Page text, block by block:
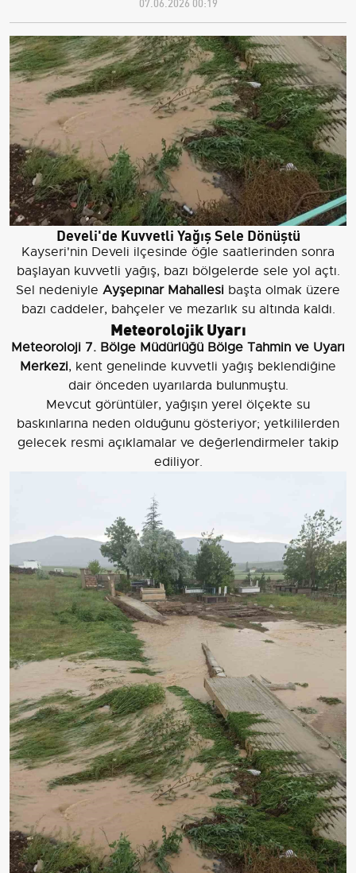
Develi'de Kuvvetli Yağış Sele Dönüştü
Kayseri'nin Develi ilçesinde öğle saatlerinden sonra
başlayan kuvvetli yağış, bazı bölgelerde sele yol açtı.
Sel nedeniyle Ayşepınar Mahallesi başta olmak üzere
bazı caddeler, bahçeler ve mezarlık su altında kaldı.
Meteorolojik Uyarı
Meteoroloji 7. Bölge Müdürlüğü Bölge Tahmin ve Uyarı
Merkezi, kent genelinde kuvvetli yağış beklendiğine
dair önceden uyarılarda bulunmuştu.
Mevcut görüntüler, yağışın yerel ölçekte su
baskınlarına neden olduğunu gösteriyor; yetkililerden
gelecek resmi açıklamalar ve değerlendirmeler takip
ediliyor.